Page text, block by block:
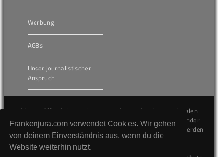
Frankenjura.com verwendet Cookies. Wir gehen
von deinem Einverständnis aus, wenn du die
Website weiterhin nutzt.
Werbung
AGBs
Unser journalistischer
Anspruch
Die hier veröffentlichten Inhalte unterliegen dem internationalen
Urheberrecht (Copyright) und dürfen nicht kopiert, verändert oder
unverändert wiederveröffentlicht werden. Gegen Verstöße werden
wir auf juristischem Wege vorgehen.